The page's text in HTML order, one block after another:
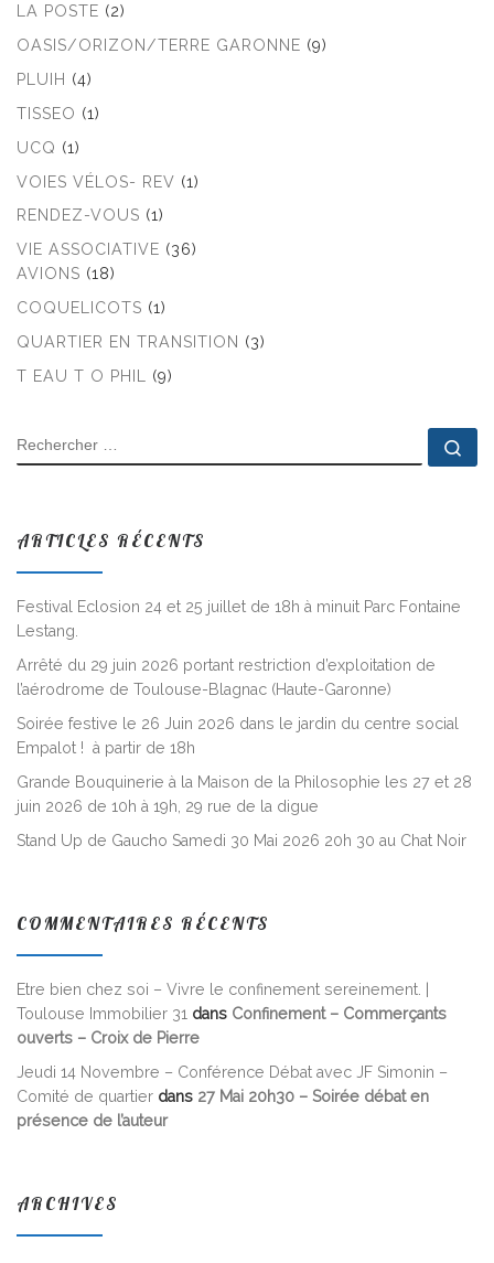
LA POSTE (2)
OASIS/ORIZON/TERRE GARONNE (9)
PLUIH (4)
TISSEO (1)
UCQ (1)
VOIES VÉLOS- REV (1)
RENDEZ-VOUS (1)
VIE ASSOCIATIVE (36)
AVIONS (18)
COQUELICOTS (1)
QUARTIER EN TRANSITION (3)
T EAU T O PHIL
(9)
RECHERCHER
ARTICLES RÉCENTS
Festival Eclosion 24 et 25 juillet de 18h à minuit Parc Fontaine
Lestang.
Arrêté du 29 juin 2026 portant restriction d’exploitation de
l’aérodrome de Toulouse-Blagnac (Haute-Garonne)
Soirée festive le 26 Juin 2026 dans le jardin du centre social
Empalot ! à partir de 18h
Grande Bouquinerie à la Maison de la Philosophie les 27 et 28
juin 2026 de 10h à 19h, 29 rue de la digue
Stand Up de Gaucho Samedi 30 Mai 2026 20h 30 au Chat Noir
COMMENTAIRES RÉCENTS
Etre bien chez soi – Vivre le confinement sereinement. |
Toulouse Immobilier 31 dans Confinement – Commerçants
ouverts – Croix de Pierre
Jeudi 14 Novembre – Conférence Débat avec JF Simonin –
Comité de quartier dans 27 Mai 20h30 – Soirée débat en
présence de l’auteur
ARCHIVES